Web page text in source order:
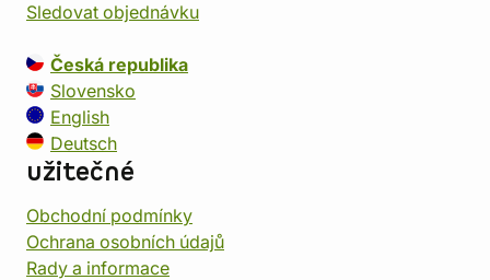
Sledovat objednávku
Česká republika
Slovensko
English
Deutsch
užitečné
Obchodní podmínky
Ochrana osobních údajů
Rady a informace